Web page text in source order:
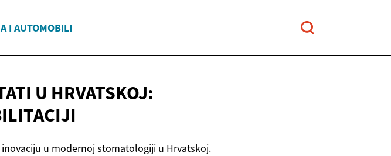
I AUTOMOBILI
U HRVATSKOJ:
u modernoj stomatologiji u Hrvatskoj.